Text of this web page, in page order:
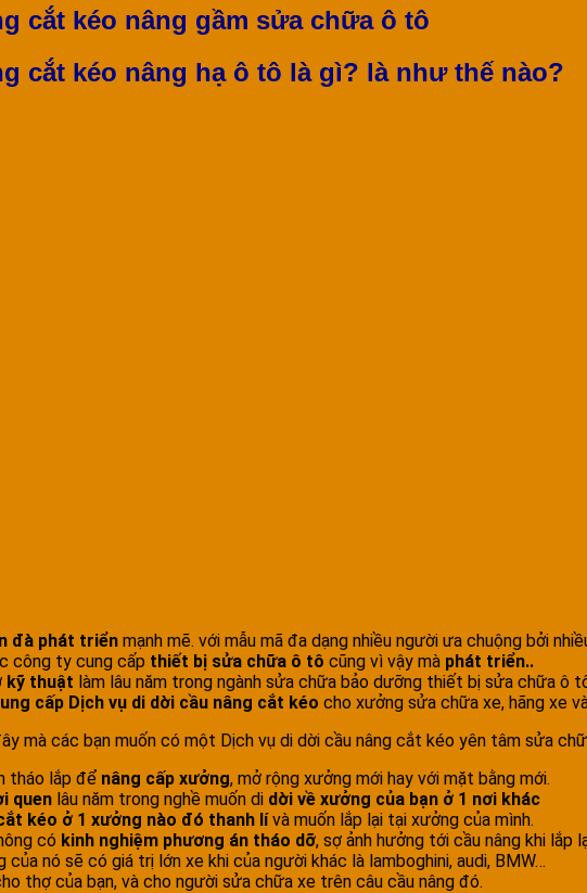
cắt kéo nâng gầm sửa chữa ô tô
cắt kéo nâng hạ ô tô là gì? là như thế nào?
đà phát triển mạnh mẽ. với mẫu mã đa dạng nhiều người ưa chuộng bởi
công ty cung cấp thiết bị sửa chữa ô tô cũng vì vậy mà phát triển..
kỹ thuật làm lâu năm trong ngành sửa chữa bảo dưỡng thiết bị sửa chữa ô
cấp Dịch vụ di dời cầu nâng cắt kéo cho xưởng sửa chữa xe, hãng xe
mà các bạn muốn có một Dịch vụ di dời cầu nâng cắt kéo yên tâm sửa
tháo lắp để nâng cấp xưởng, mở rộng xưởng mới hay với mặt bằng mới.
quen lâu năm trong nghề muốn di dời về xưởng của bạn ở 1 nơi khác
kéo ở 1 xưởng nào đó thanh lívà muốn lắp lại tại xưởng của mình.
có kinh nghiệm phương án tháo dỡ, sợ ảnh hưởng tới cầu nâng khi lắp
của nó sẽ có giá trị lớn xe khi của người khác là lamboghini, audi, BMW…
thợ của bạn, và cho người sửa chữa xe trên câu cầu nâng đó.